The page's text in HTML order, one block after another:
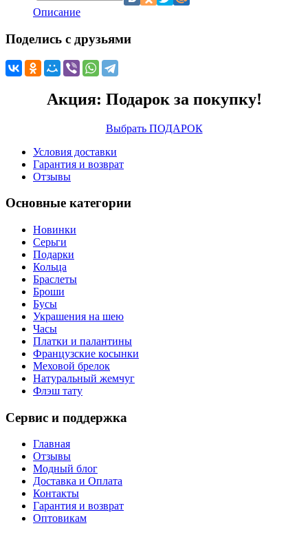
Описание
Поделись с друзьями
Акция: Подарок за покупку!
Выбрать ПОДАРОК
Условия доставки
Гарантия и возврат
Отзывы
Основные категории
Новинки
Серьги
Подарки
Кольца
Браслеты
Броши
Бусы
Украшения на шею
Часы
Платки и палантины
Французские косынки
Меховой брелок
Натуральный жемчуг
Флэш тату
Сервис и поддержка
Главная
Отзывы
Модный блог
Доставка и Оплата
Контакты
Гарантия и возврат
Оптовикам